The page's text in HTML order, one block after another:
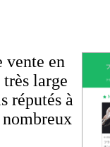
vente en
large
réputés à